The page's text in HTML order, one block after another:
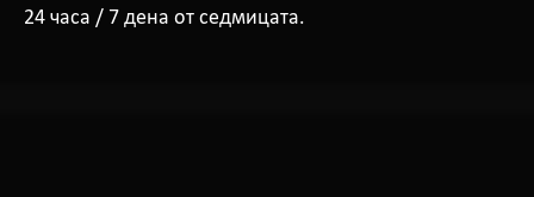
24 часа / 7 дена от седмицата.